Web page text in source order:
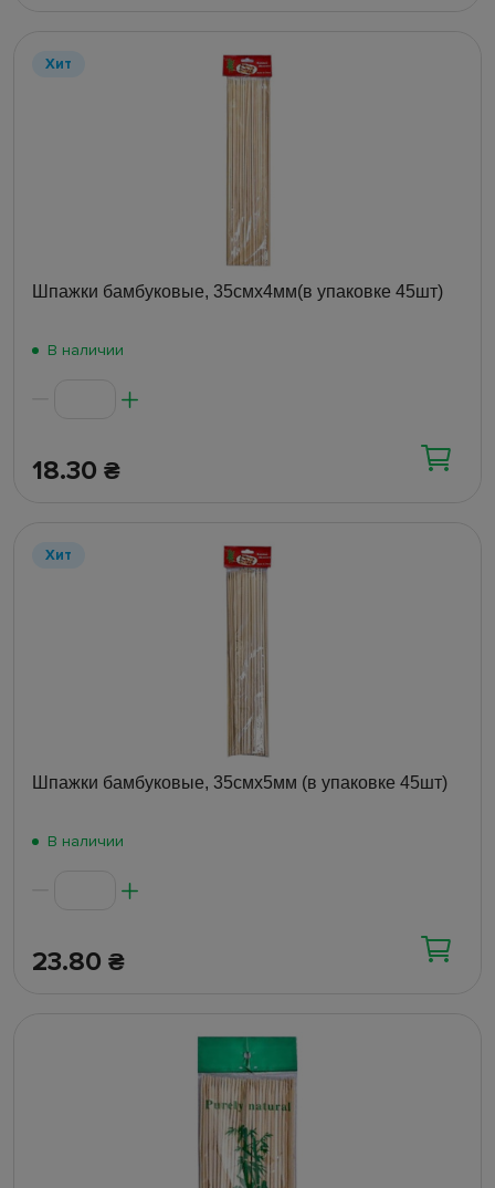
Хит
Шпажки бамбуковые, 35смх4мм(в упаковке 45шт)
В наличии
18.30 ₴
Хит
Шпажки бамбуковые, 35смх5мм (в упаковке 45шт)
В наличии
23.80 ₴